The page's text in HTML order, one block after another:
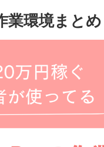
業環境まとめ